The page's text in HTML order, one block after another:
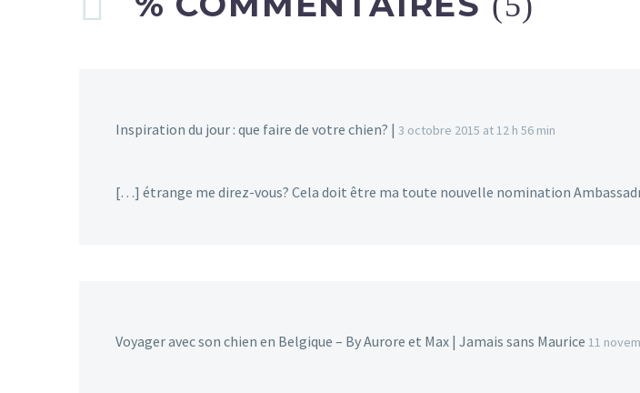
Inspiration du jour : que faire de votre chien? | 3 octobre 2015 at 12 h 56 min
[…] étrange me direz-vous? Cela doit être ma toute nouvelle nomination
Voyager avec son chien en Belgique – By Aurore et Max | Jamais sans Maurice 11